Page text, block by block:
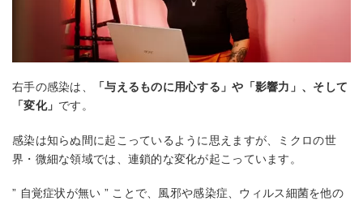
右手の感染は、
「与えるものに用心する」や「影響力」、そして
「変化」 です。
感染は知らぬ間に起こっているように思えますが、ミクロの世
界・微細な領域では、連鎖的な変化が起こっています。
” 自覚症状が無い ” ことで、風邪や感染症、ウィルス細菌を他の